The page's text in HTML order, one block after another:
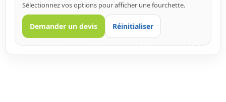
Sélectionnez vos options pour afficher une fourchette.
Demander un devis Réinitialiser